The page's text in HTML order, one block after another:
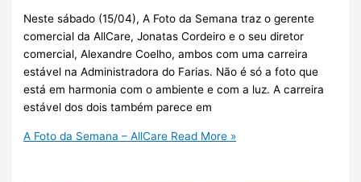
Neste sábado (15/04), A Foto da Semana traz o gerente
comercial da AllCare, Jonatas Cordeiro e o seu diretor
comercial, Alexandre Coelho, ambos com uma carreira
estável na Administradora do Farias. Não é só a foto que
está em harmonia com o ambiente e com a luz. A carreira
estável dos dois também parece em
A Foto da Semana – AllCare Read More »